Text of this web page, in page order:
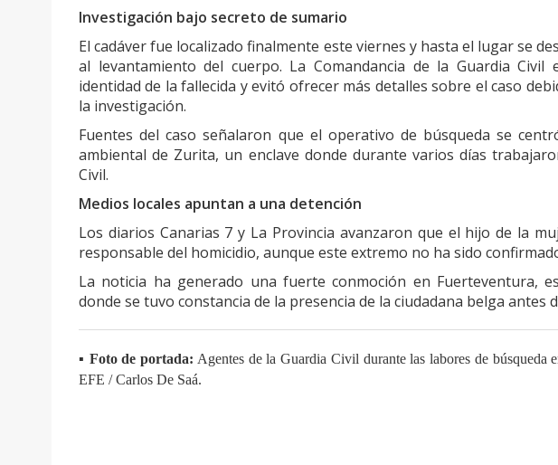
Investigación bajo secreto de sumario
El cadáver fue localizado finalmente este viernes y hasta el lugar se
al levantamiento del cuerpo. La Comandancia de la Guardia Civil
identidad de la fallecida y evitó ofrecer más detalles sobre el caso
la investigación.
Fuentes del caso señalaron que el operativo de búsqueda se
ambiental de Zurita, un enclave donde durante varios días
Civil.
Medios locales apuntan a una detención
Los diarios Canarias 7 y La Provincia avanzaron que el hijo de la
responsable del homicidio, aunque este extremo no ha sido
La noticia ha generado una fuerte conmoción en Fuerteventura,
donde se tuvo constancia de la presencia de la ciudadana belga antes
▪️ Foto de portada: Agentes de la Guardia Civil durante las labores de búsqueda
EFE / Carlos De Saá.